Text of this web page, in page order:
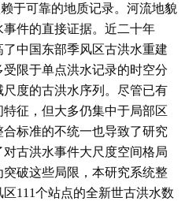
于可靠的地质记录。河流地貌
件的直接证据。近二十年
中国东部季风区古洪水重建
限于单点洪水记录的时空分
度的古洪水序列。尽管已有
征，但大多仍集中于局部区
标准的不统一也导致了研究
古洪水事件大尺度空间格局
破这些局限，本研究系统整
111个站点的全新世古洪水数